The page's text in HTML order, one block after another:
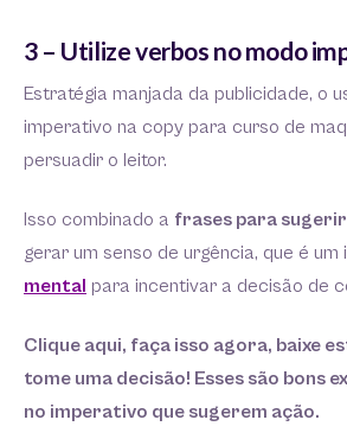
3 – Utilize verbos no modo
Estratégia manjada da publicidade, o
imperativo na copy para curso de
persuadir o leitor.
Isso combinado a frases para
gerar um senso de urgência, que é um
mental para incentivar a decisão de
Clique aqui, faça isso agora, baixe
tome uma decisão! Esses são bons
no imperativo que sugerem ação.